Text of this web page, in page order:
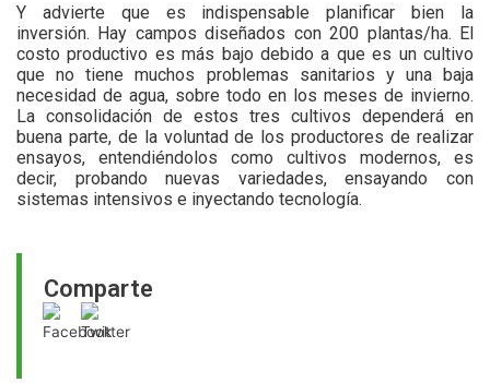
Comparte
Y advierte que es indispensable planificar bien la
inversión. Hay campos diseñados con 200 plantas/ha. El
costo productivo es más bajo debido a que es un cultivo
que no tiene muchos problemas sanitarios y una baja
necesidad de agua, sobre todo en los meses de invierno.
La consolidación de estos tres cultivos dependerá en
buena parte, de la voluntad de los productores de realizar
ensayos, entendiéndolos como cultivos modernos, es
decir, probando nuevas variedades, ensayando con
sistemas intensivos e inyectando tecnología.